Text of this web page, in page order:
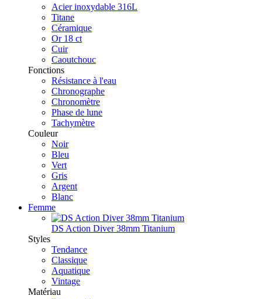
Acier inoxydable 316L
Titane
Céramique
Or 18 ct
Cuir
Caoutchouc
Fonctions
Résistance à l'eau
Chronographe
Chronomètre
Phase de lune
Tachymètre
Couleur
Noir
Bleu
Vert
Gris
Argent
Blanc
Femme
DS Action Diver 38mm Titanium
Styles
Tendance
Classique
Aquatique
Vintage
Matériau